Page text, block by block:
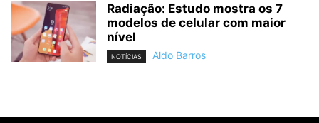
Radiação: Estudo mostra os 7
modelos de celular com maior
nível
NOTÍCIAS Aldo Barros